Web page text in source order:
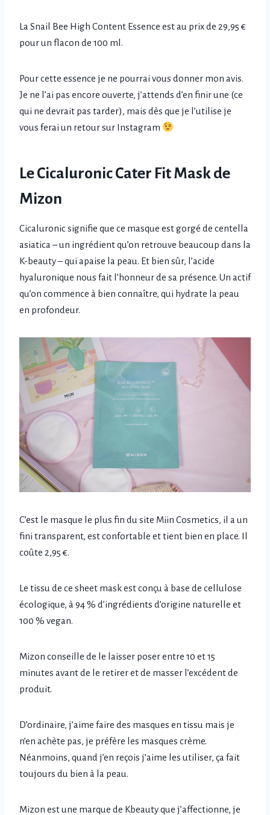
La Snail Bee High Content Essence est au prix de 29,95 €
pour un flacon de 100 ml.
Pour cette essence je ne pourrai vous donner mon avis.
Je ne l’ai pas encore ouverte, j’attends d’en finir une (ce
qui ne devrait pas tarder), mais dès que je l’utilise je
vous ferai un retour sur Instagram
Le Cicaluronic Cater Fit Mask de
Mizon
Cicaluronic signifie que ce masque est gorgé de centella
asiatica – un ingrédient qu’on retrouve beaucoup dans la
K-beauty – qui apaise la peau. Et bien sûr, l’acide
hyaluronique nous fait l’honneur de sa présence. Un actif
qu’on commence à bien connaître, qui hydrate la peau
en profondeur.
C’est le masque le plus fin du site Miin Cosmetics, il a un
fini transparent, est confortable et tient bien en place. Il
coûte 2,95 €.
Le tissu de ce sheet mask est conçu à base de cellulose
écologique, à 94 % d’ingrédients d’origine naturelle et
100 % vegan.
Mizon conseille de le laisser poser entre 10 et 15
minutes avant de le retirer et de masser l’excédent de
produit.
D’ordinaire, j’aime faire des masques en tissu mais je
n’en achète pas, je préfère les masques crème.
Néanmoins, quand j’en reçois j’aime les utiliser, ça fait
toujours du bien à la peau.
Mizon est une marque de Kbeauty que j’affectionne, je